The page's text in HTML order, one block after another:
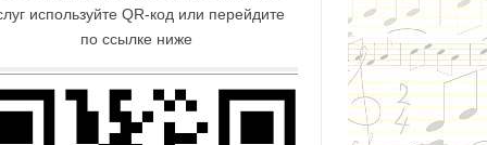
используйте QR-код или перейдите
по ссылке ниже